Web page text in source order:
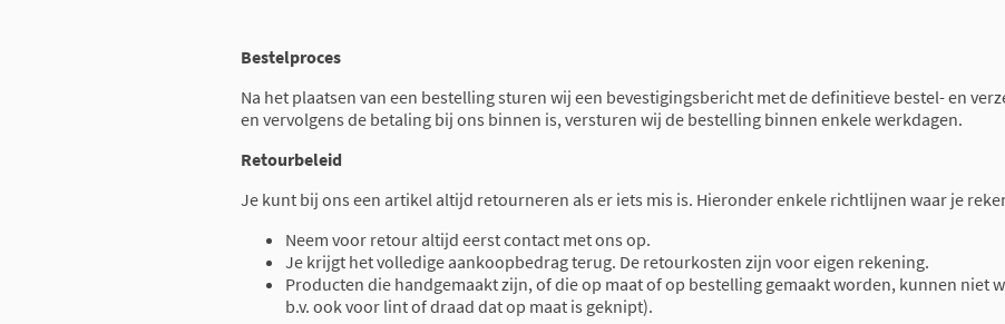
Bestelproces
Na het plaatsen van een bestelling sturen wij een bevestigingsbericht met de definitieve bestel- en
en vervolgens de betaling bij ons binnen is, versturen wij de bestelling binnen enkele werkdagen.
Retourbeleid
Je kunt bij ons een artikel altijd retourneren als er iets mis is. Hieronder enkele richtlijnen waar je
Neem voor retour altijd eerst contact met ons op.
Je krijgt het volledige aankoopbedrag terug. De retourkosten zijn voor eigen rekening.
Producten die handgemaakt zijn, of die op maat of op bestelling gemaakt worden, kunnen niet
b.v. ook voor lint of draad dat op maat is geknipt).